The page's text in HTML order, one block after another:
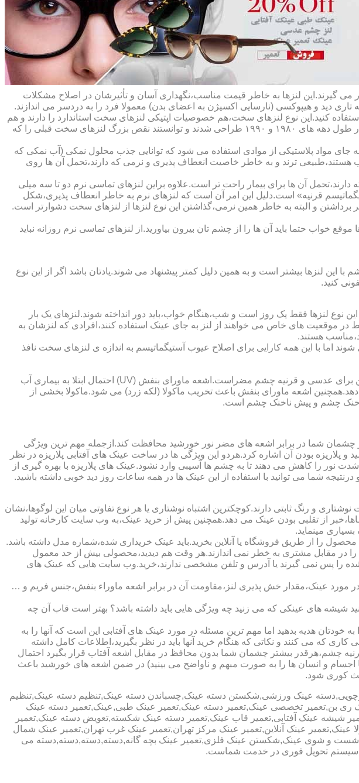
می گیرند.این لنزها به خاطر قیمت مناسب،نگهداری آسان و تأثیرشان در اصلاح مشکلات
دید و هیپوکسی (نارسایی اکسیژن به اعضای بدن) معمولا فرد را به دردسر می اندازند.
کنید.این نوع لنزهای سخت،هم خصوصیات اپتیکی لنزهای سخت استاندارد را دارند و هم
راحت تر هستند.در حقیقت این لنزها که از پلیمرهای نفوذپذیر به اکسیژن ساخته شده اند،در اواخر دهه ی ۱۹۷۰ و در طول دهه های ۱۹۸۰ و ۱۹۹۰ طراحی شدند و توانستند نقص بزرگ لنزهای سخت قبلی را که
مواد پلاستیکی از موادی استفاده می شود که توانایی جذب محلول نمکی (آب نمکی که
ترند و به خاطر خاصیت انعطاف پذیری و نرمی که دارند،تحمل آن ها روی
آن ها برای بیمار راحت تر است.علاوه براین لنزهای تماسی نرم دو تا سه میلی
قرنیه» است.دلیل این امر آن است که لنزهای نرم به خاطر انعطاف پذیری،شکل
برداشتن و البته به خاطر همین نرمی،گذاشتن این نوع لنزها از لنزهای سخت دشوارتر است.
حتما باید آن ها را از چشم تان بیرون بیاورید.از لنزهای تماسی نرم روزانه نباید
لنزها بیشتر است و به همین دلیل کمتر پیشنهاد می شوند.یادتان باشد اگر از این نوع
کنید.
نوع لنزها فقط یک روز است و شب،هنگام خواب،باید دور انداخته شوند.لنزهای یک بار
موقعیت های خاص می خواهند از لنز به جای عینک استفاده کنند،افرادی که لنزشان به
هستند.
اما با این همه کارایی برای اصلاح عیوب آستیگماتیسم به اندازه ی لنزهای سخت نافذ
چشم و خطرات اشعه ماورای بنفش نور خورشید اشعه ماورای بنفش نور خورشید به پوست آسیب می زند.همچنین برای عدسی و قرنیه چشم مضراست.اشعه ماورای بنفش (UV) احتمال ابتلا به بیماری آب
اشعه ماورای بنفش باعث تخریب ماکولا (لکه زرد) می شود.ماکولا بخشی از
چشم و پیش ناخنک چشم است.
چشمان شما در برابر اشعه های مضر نور خورشید محافظت کند.ازجمله مهم ترین ویژگی
به محافظت 100 درصد در برابر اشعه فرابنفش خورشید و پلاریزه بودن آن اشاره کرد.هردو این ویژگی ها در ساخت عینک های آفتابی پلاریزه در نظر
نور را کاهش می دهند تا به چشم ها آسیبی وارد نشود.عینک های پلاریزه با بهره گیری از
شما می توانید با استفاده از این عینک ها در همه ساعات روز دید خوبی داشته باشید.
و رنگ ثابتی دارند.کوچکترین اشتباه نوشتاری یا هر نوع تفاوتی میان این لوگوها،نشان
از تقلبی بودن عینک می دهد.همچنین پیش از خرید عینک،به وب سایت کارخانه تولید
مینماید.
را از طریق فروشگاه یا آنلاین بخرید.باید عینک خریداری شده،شماره مدل داشته باشد.
را در مقابل مشتری به خطر نمی اندازند.هر وقت هم دیدید،محصولی بیش از حد معمول
را پس نمی گیرند یا آدرس و تلفن مشخصی ندارند،خرید.وب سایت هایی که عینک های
مورد عینک،مقدار خش پذیری لنز،مقاومت آن در برابر اشعه ماوراء بنفش،جنس فریم و …
شیشه های عینکی که می زنید چه ویژگی هایی باید داشته باشد؟ بهتر است قاب آن چه
خودتان هدیه بدهید اما مهم ترین مسئله در مورد عینک های آفتابی این است که آنها را به
که می کنند و نکاتی که هنگام خرید آنها باید در نظر بگیرید،اطلاعات کامل داشته
چشم،هرقدر بیشتر چشمان شما بدون محافظ در مقابل اشعه آفتاب قرار بگیرد احتمال
اجسام و انسان ها را به صورت مبهم و ناواضح می بینید) در ضمن اشعه های خورشید باعث
کوری شود.
عینک ورزشی,شکستن دسته عینک,چسباندن دسته عینک,تنظیم دسته عینک,تنظیم
ری بن,تعمیر تخصصی عینک,تعمیر دسته عینک,تعمیر عینک طبی,عینک,تعمیر دسته عینک
شیشه عینک آفتابی,تعمیر قاب عینک,تعمیر دسته عینک شکسته,تعویض دسته عینک,تعمیر
عینک,تعمیر عینک آنلاین,تعمیر عینک مرکز تهران,تعمیر عینک غرب تهران,تعمیر عینک شمال
و شوی عینک,شکستن عینک فلزی,تعمیر عینک بچه گانه,دسته,دسته,دسته,دسته می
سیستم تحویل فوری در خدمت شماست.